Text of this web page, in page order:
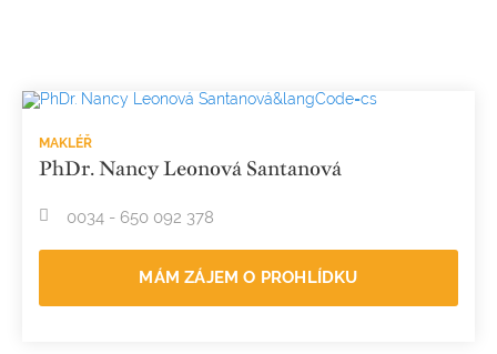
MAKLÉŘ
PhDr. Nancy Leonová Santanová
0034 - 650 092 378
MÁM ZÁJEM O PROHLÍDKU